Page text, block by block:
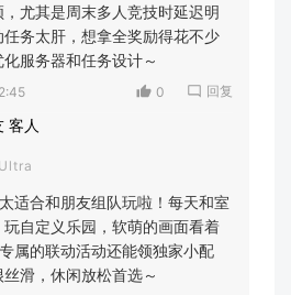
尤其是周末多人竞技时延迟明
任务太肝，想拿全奖励得花不少
服务器和任务设计～
0 回复
客人
适合和朋友组队玩啦！每天和室
自定义乐园，软萌的画面看着
属的联动活动还能领独家小配
滑，休闲放松首选～